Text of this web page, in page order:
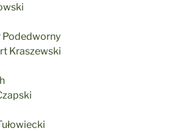
Podedworny
Kraszewski